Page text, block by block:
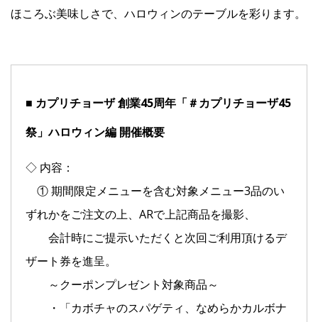
ほころぶ美味しさで、ハロウィンのテーブルを彩ります。
■ カプリチョーザ 創業45周年「＃カプリチョーザ45
祭」ハロウィン編 開催概要
◇ 内容：
① 期間限定メニューを含む対象メニュー3品のい
ずれかをご注文の上、ARで上記商品を撮影、
会計時にご提示いただくと次回ご利用頂けるデ
ザート券を進呈。
～クーポンプレゼント対象商品～
・「カボチャのスパゲティ、なめらかカルボナ